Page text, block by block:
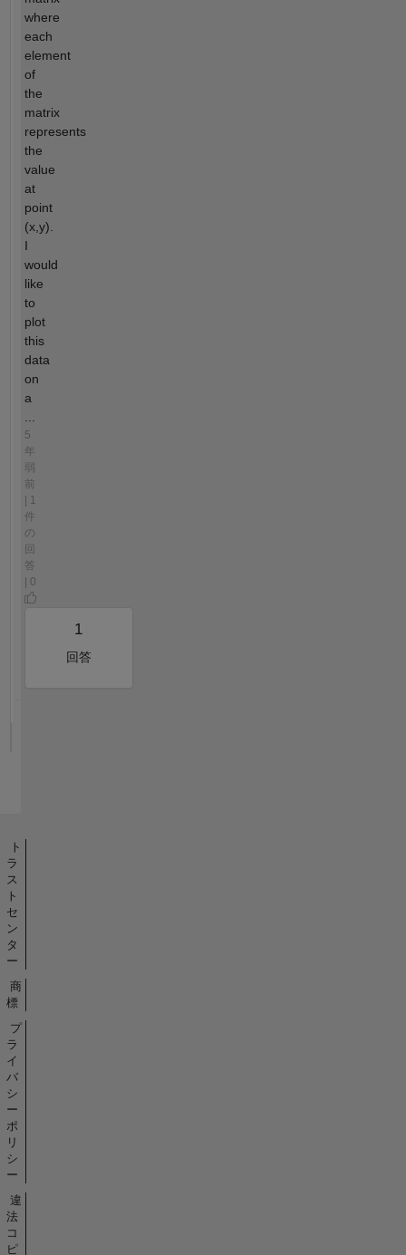
where
each
element
of
the
matrix
represents
the
value
at
point
(x,y).
I
would
like
to
plot
this
data
on
a
5
年
弱
前
| 1
件
の
回
答
| 0
1
回答
ト
ラ
ス
ト
セ
ン
タ
ー
商
標
プ
ラ
イ
バ
シ
ー
ポ
リ
シ
ー
違
法
コ
ピ